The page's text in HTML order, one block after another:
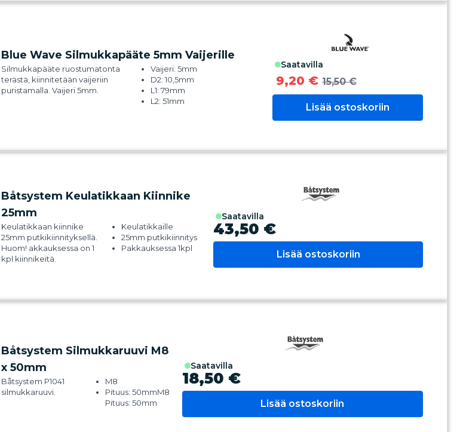
estää köysien ja vaatteiden
Blue Wave Silmukkapääte 5mm Vaijerille
Silmukkapääte ruostumatonta
terästä, kiinnitetään vaijeriin
puristamalla. Vaijeri 5mm.
Vaijeri: 5mm
D2: 10,5mm
L1: 79mm
L2: 51mm
saatavilla
9,20 € 15,50 €
Lisää ostoskoriin
Båtsystem Keulatikkaan Kiinnike
25mm
Keulatikkaan kiinnike
25mm putkikiinnityksellä.
Huom! akkauksessa on 1
kpl kiinnikeitä.
Keulatikkaille
25mm putkikiinnitys
Pakkauksessa 1kpl
saatavilla
43,50 €
Lisää ostoskoriin
Båtsystem Silmukkaruuvi M8
x 50mm
Båtsystem P1041
silmukkaruuvi.
M8
Pituus: 50mmM8
Pituus: 50mm
saatavilla
18,50 €
Lisää ostoskoriin